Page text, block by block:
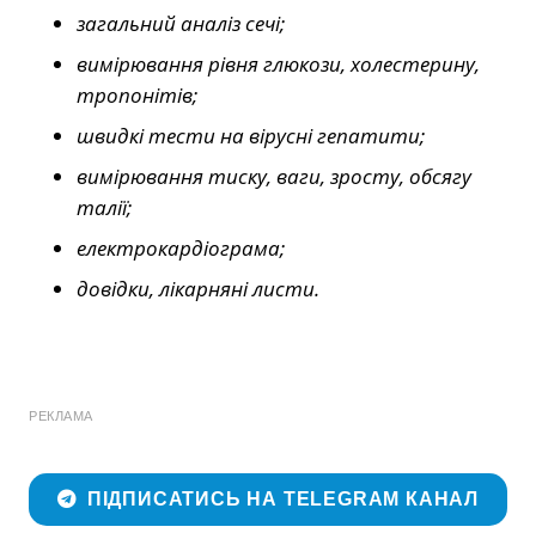
загальний аналіз сечі;
вимірювання рівня глюкози, холестерину,
тропонітів;
швидкі тести на вірусні гепатити;
вимірювання тиску, ваги, зросту, обсягу
талії;
електрокардіограма;
довідки, лікарняні листи.
РЕКЛАМА
ПІДПИСАТИСЬ НА TELEGRAM КАНАЛ